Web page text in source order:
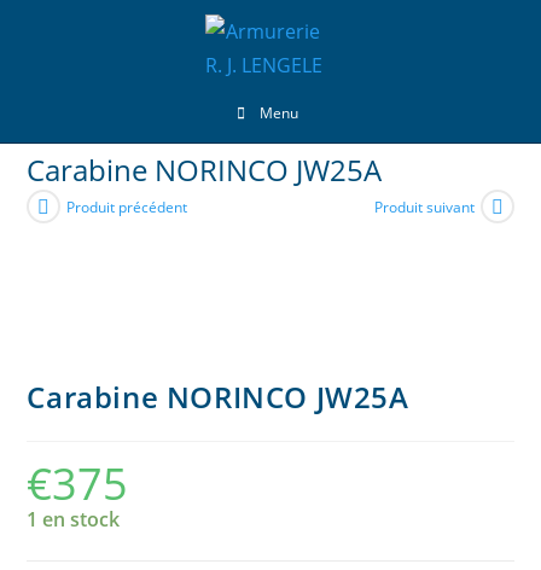
Menu
Carabine NORINCO JW25A
Produit précédent Produit suivant
Carabine NORINCO JW25A
€375
1 en stock